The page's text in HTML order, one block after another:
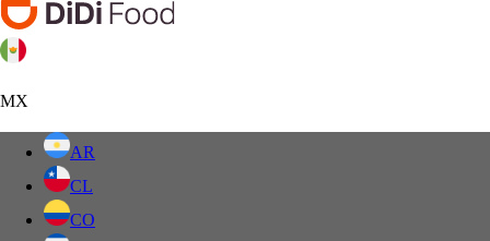
MX
AR
CL
CO